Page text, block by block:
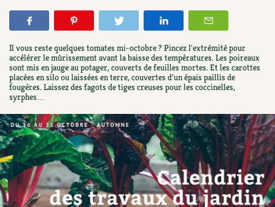
Petit élevage
Aménagement jardin
Ornement
Biodiversité
Autonomie, bricolage
Santé, bien-être
Médecine douce
Les numéros
4 saisons
Hors-séries
Soutenez Les 4 Saisons
Aromatiques
Florales
Médicinales
Kits de jardinage
Outils de jardin
Accessoires de jardin
Découvrir le Centre
Visiter en famille, entre amis
Programme 2026 du Centre Terre vivante
Venir en groupe
Scolaires
Séminaires, entreprises, associations, collectivités…
Infos & conseils
Jardin bio
Calendrier des travaux du jardin
Calendrier lunaire
Potager
Verger
Parole libre
La tribune
Édito des4 saisons
Manifeste pour la planète
Champs d’action – le podcast
Table ronde jardinière
Il vous reste quelques tomates mi-octobre ? Pincez l'extrémité pour
accélérer le mûrissement avant la baisse des températures. Les poireaux
sont mis en jauge au potager, couverts de feuilles mortes. Et les carottes
placées en silo ou laissées en terre, couvertes d'un épais paillis de
fougères. Laissez des fagots de tiges creuses pour les coccinelles,
syrphes…